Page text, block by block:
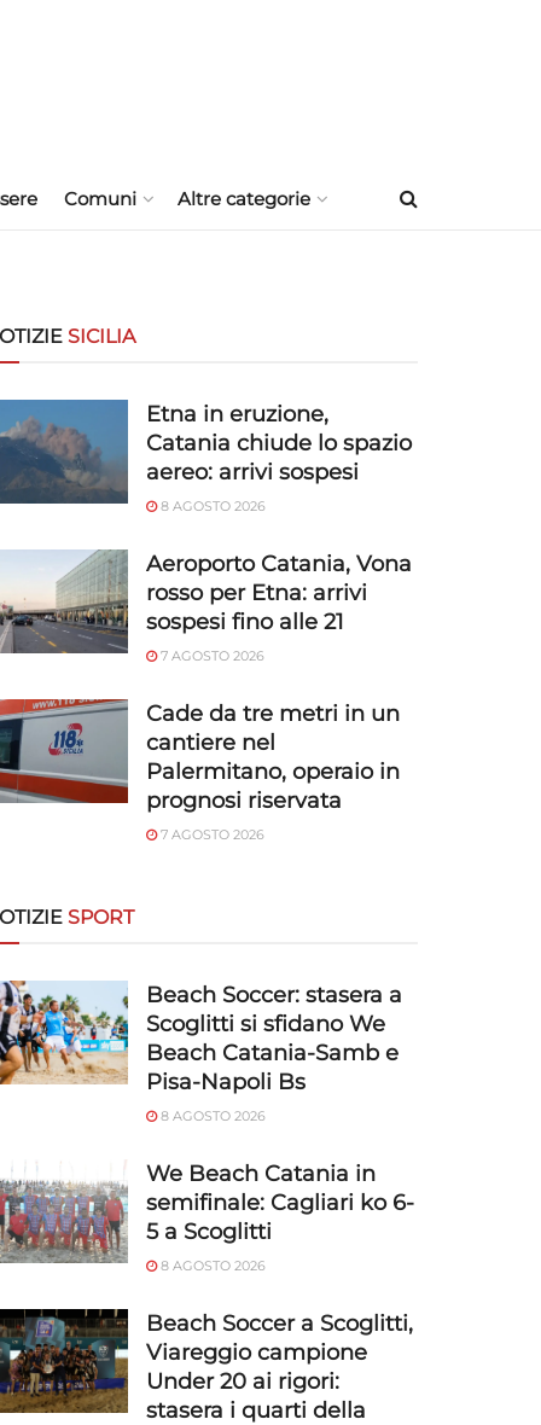
Comuni Altre categorie
SICILIA
Etna in eruzione,
Catania chiude lo spazio
aereo: arrivi sospesi
8 AGOSTO 2026
Aeroporto Catania, Vona
rosso per Etna: arrivi
sospesi fino alle 21
7 AGOSTO 2026
Cade da tre metri in un
cantiere nel
Palermitano, operaio in
prognosi riservata
7 AGOSTO 2026
SPORT
Beach Soccer: stasera a
Scoglitti si sfidano We
Beach Catania-Samb e
Pisa-Napoli Bs
8 AGOSTO 2026
We Beach Catania in
semifinale: Cagliari ko 6-
5 a Scoglitti
8 AGOSTO 2026
Beach Soccer a Scoglitti,
Viareggio campione
Under 20 ai rigori:
stasera i quarti della